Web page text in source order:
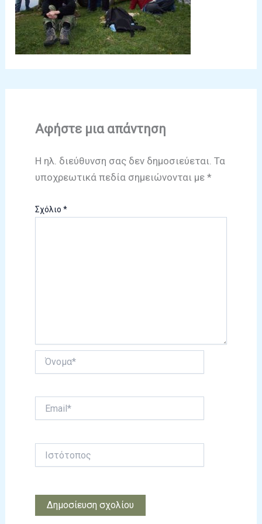
Αφήστε μια απάντηση
Η ηλ. διεύθυνση σας δεν δημοσιεύεται. Τα
υποχρεωτικά πεδία σημειώνονται με*
Σχόλιο*
Όνομα*